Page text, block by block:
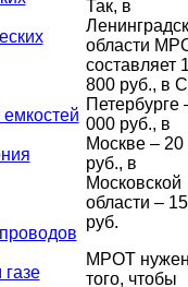
Так, в
области
составляет
800 руб., в
Петербурге
000 руб., в
Москве – 20
руб., в
Московской
области –
руб.
МРОТ
того, чтобы